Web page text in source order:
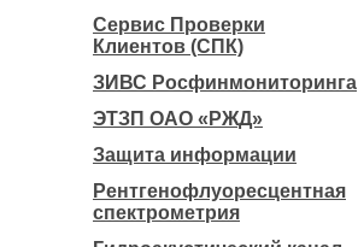
Сервис Проверки
Клиентов (СПК)
ЗИВС Росфинмониторинга
ЭТЗП ОАО «РЖД»
Защита информации
Рентгенофлуоресцентная
спектрометрия